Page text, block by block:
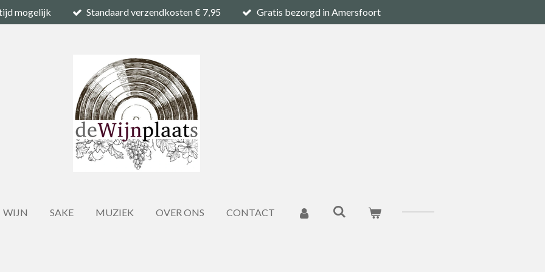
mogelijk Standaard verzendkosten € 7,95 Gratis bezorgd in Amersfoort
WIJN SAKE MUZIEK OVER ONS CONTACT